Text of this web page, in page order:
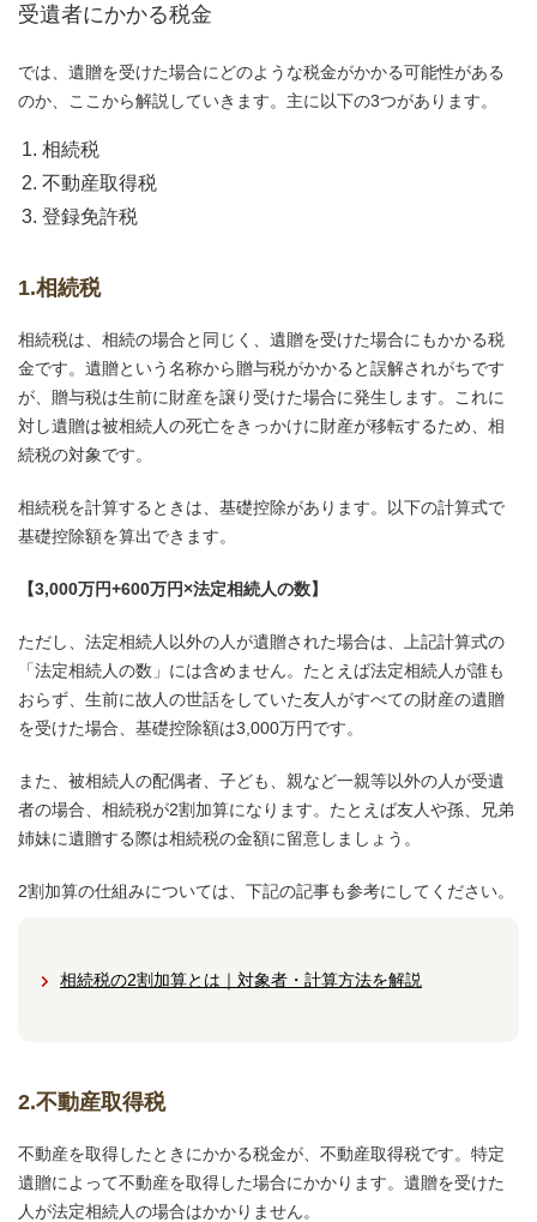
受遺者にかかる税金
では、遺贈を受けた場合にどのような税金がかかる可能性がある
のか、ここから解説していきます。主に以下の3つがあります。
相続税
不動産取得税
登録免許税
1.相続税
相続税は、相続の場合と同じく、遺贈を受けた場合にもかかる税
金です。遺贈という名称から贈与税がかかると誤解されがちです
が、贈与税は生前に財産を譲り受けた場合に発生します。これに
対し遺贈は被相続人の死亡をきっかけに財産が移転するため、相
続税の対象です。
相続税を計算するときは、基礎控除があります。以下の計算式で
基礎控除額を算出できます。
【3,000万円+600万円×法定相続人の数】
ただし、法定相続人以外の人が遺贈された場合は、上記計算式の
「法定相続人の数」には含めません。たとえば法定相続人が誰も
おらず、生前に故人の世話をしていた友人がすべての財産の遺贈
を受けた場合、基礎控除額は3,000万円です。
また、被相続人の配偶者、子ども、親など一親等以外の人が受遺
者の場合、相続税が2割加算になります。たとえば友人や孫、兄弟
姉妹に遺贈する際は相続税の金額に留意しましょう。
2割加算の仕組みについては、下記の記事も参考にしてください。
相続税の2割加算とは｜対象者・計算方法を解説
2.不動産取得税
不動産を取得したときにかかる税金が、不動産取得税です。特定
遺贈によって不動産を取得した場合にかかります。遺贈を受けた
人が法定相続人の場合はかかりません。